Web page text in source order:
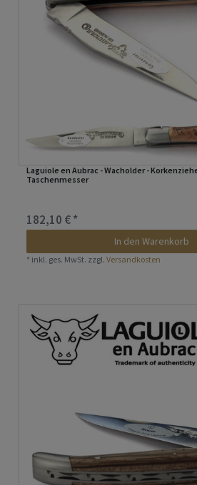
Laguiole en Aubrac - Wacholder -
Taschenmesser
182,10 € *
In den Warenkorb
* inkl. ges. MwSt. zzgl.Versandkosten